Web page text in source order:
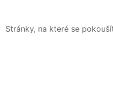
Stránky, na které se